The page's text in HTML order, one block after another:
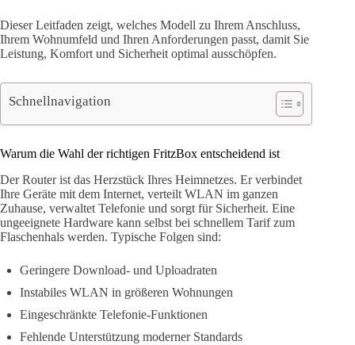
Dieser Leitfaden zeigt, welches Modell zu Ihrem Anschluss,
Ihrem Wohnumfeld und Ihren Anforderungen passt, damit Sie
Leistung, Komfort und Sicherheit optimal ausschöpfen.
Schnellnavigation
Warum die Wahl der richtigen FritzBox entscheidend ist
Der Router ist das Herzstück Ihres Heimnetzes. Er verbindet
Ihre Geräte mit dem Internet, verteilt WLAN im ganzen
Zuhause, verwaltet Telefonie und sorgt für Sicherheit. Eine
ungeeignete Hardware kann selbst bei schnellem Tarif zum
Flaschenhals werden. Typische Folgen sind:
Geringere Download- und Uploadraten
Instabiles WLAN in größeren Wohnungen
Eingeschränkte Telefonie-Funktionen
Fehlende Unterstützung moderner Standards